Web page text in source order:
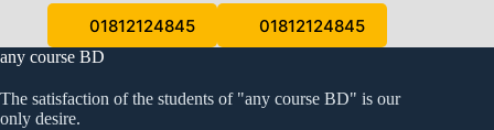
01812124845 01812124845
any course BD
The satisfaction of the students of "any course BD" is our
only desire.